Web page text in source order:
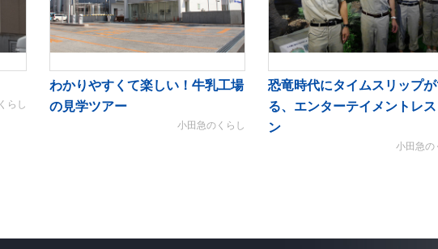
らし
わかりやすくて楽しい！牛乳工場
の見学ツアー
小田急のくらし
恐竜時代にタイムスリップ
る、エンターテイメントレ
ン
小田急の